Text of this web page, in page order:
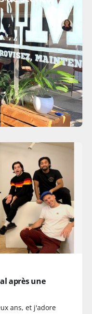
après une
ans, et j'adore